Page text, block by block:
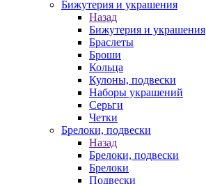
Бижутерия и украшения
Назад
Бижутерия и украшения
Браслеты
Броши
Кольца
Кулоны, подвески
Наборы украшений
Серьги
Четки
Брелоки, подвески
Назад
Брелоки, подвески
Брелоки
Подвески